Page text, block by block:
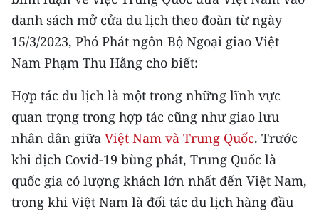
CHƯƠNG TRÌNH OCOP - MỖI XÃ
MỘT SẢN PHẨM
RADIO
MEDIA CENTER
E-Magazine
Video
Media Chính trị
danh sách mở cửa du lịch theo đoàn từ ngày
15/3/2023, Phó Phát ngôn Bộ Ngoại giao Việt
Nam Phạm Thu Hằng cho biết:
Hợp tác du lịch là một trong những lĩnh vực
quan trọng trong hợp tác cũng như giao lưu
nhân dân giữa Việt Nam và Trung Quốc. Trước
khi dịch Covid-19 bùng phát, Trung Quốc là
quốc gia có lượng khách lớn nhất đến Việt Nam,
trong khi Việt Nam là đối tác du lịch hàng đầu